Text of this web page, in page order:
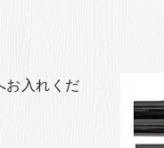
お入れくだ